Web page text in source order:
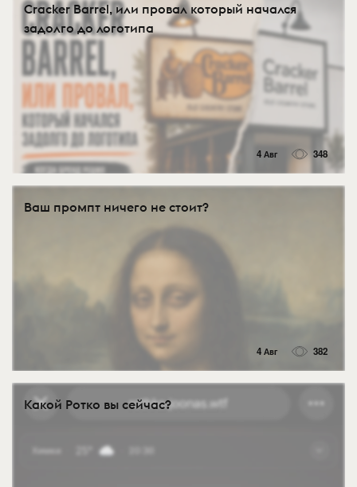
Cracker Barrel, или провал который начался
задолго до логотипа
4 Авг 348
Ваш промпт ничего не стоит?
4 Авг 382
Какой Ротко вы сейчас?